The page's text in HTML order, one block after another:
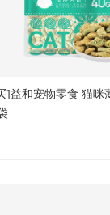
]益和宠物零食 猫咪